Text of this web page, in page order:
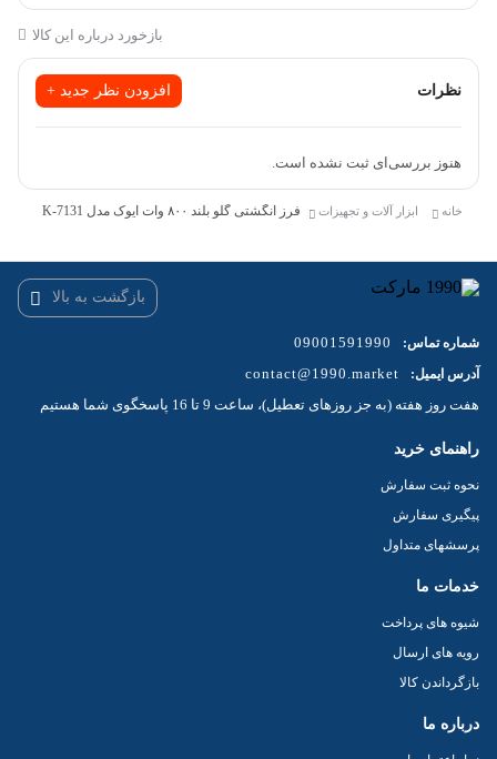
قرار می‌دهد. کولت ۶ میلی‌متری دستگاه قابلیت استفاده از انواع
سیستم گردش هوای مدرن به کاهش حرارت و استهلاک موتور کمک کرده
و طراحی ارگونومیک با وزن ۲ کیلوگرم، کاربری راحت در استفاده‌های
طولانی‌مدت را تضمین می‌کند. این ابزار همراه با دو آچار کولت و یک
ویژگی های دستگاه
دارای پوسته و بدنه با کیفیت ومقاوم
یه همراه ذغال یدک و دو عدد آچار مخصوص کولت
دیمر جهت تنظیم سرعت
ظرفیت مته‌گیری سایز ۶ میلی‌متر
بدنه ابزار اصطلاحا گلو بلند و طولانی تر می‌باشد
۳۰۰۰۰ دور در دقیقه، برای ظریف‌کاری، فرزکاری و حکاکی دقیق طراحی
مجهز به موتور پرقدرت ۸۰۰ وات
دارای دیمر تنظیم سرعت ۶ حالته از ۱۰۰۰۰ تا ۳۰۰۰۰ دور در دقیقه
دارای کولت ۶ میلی‌متری
به همراه یک جفت ذغال اضافه
بازخورد درباره این کالا
نظرات افزودن نظر جدید +
هنوز بررسی‌ای ثبت نشده است.
خانه ابزار آلات و تجهیزات فرز انگشتی گلو بلند ۸۰۰ وات ایوک مدل K-7131
بازگشت به بالا
شماره تماس: 09001591990
آدرس ایمیل:
contact@1990.market
هفت روز هفته (به جز روزهای تعطیل)، ساعت 9 تا 16 پاسخگوی شما هستیم
راهنمای خرید
نحوه ثبت سفارش
پیگیری سفارش
پرسشهای متداول
خدمات ما
شیوه های پرداخت
رویه های ارسال
بازگرداندن کالا
درباره ما